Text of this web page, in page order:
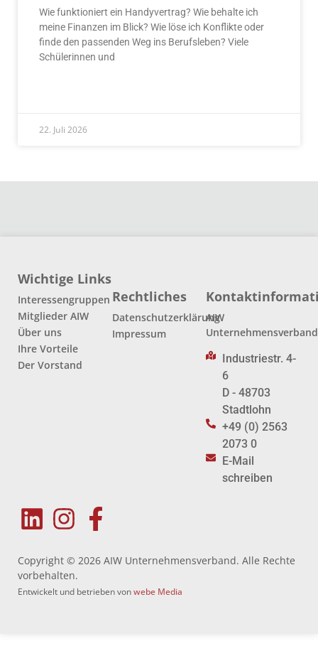
Wie funktioniert ein Handyvertrag? Wie behalte ich
meine Finanzen im Blick? Wie löse ich Konflikte oder
finde den passenden Weg ins Berufsleben? Viele
Schülerinnen und
22. Juli 2026
Wichtige Links
Interessengruppen
Mitglieder AIW
Über uns
Ihre Vorteile
Der Vorstand
Rechtliches
Datenschutzerklärung
Impressum
AIW
Unternehmensverband
Industriestr. 4-
6
D - 48703
Stadtlohn
+49 (0) 2563
2073 0
E-Mail
schreiben
Copyright © 2026 AIW Unternehmensverband. Alle Rechte
vorbehalten.
Entwickelt und betrieben vonwebe Media